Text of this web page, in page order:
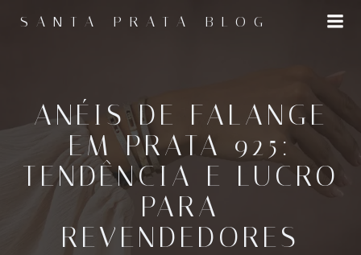
para
SANTA PRATA BLOG
ANÉIS DE FALANGE
EM PRATA 925:
TENDÊNCIA E LUCRO
PARA
REVENDEDORES